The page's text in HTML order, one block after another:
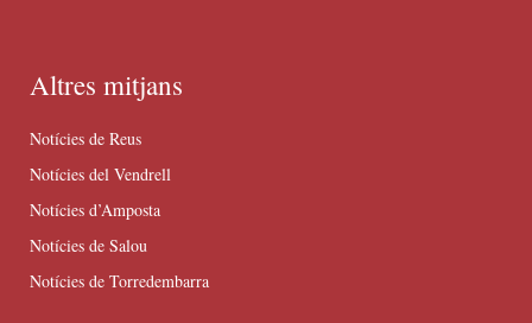
Altres mitjans
Notícies de Reus
Notícies del Vendrell
Notícies d’Amposta
Notícies de Salou
Notícies de Torredembarra